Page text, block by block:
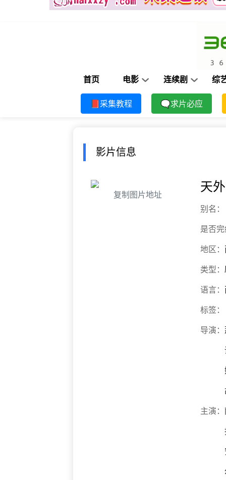
首页 电影 连续剧 综
📕采集教程 🗨求片必应
影片信息
复制图片地址
天
别名：
是否
地区：
类型：
语言：
标签：
导演：
主演：